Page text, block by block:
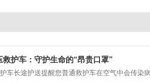
救护车：守护生命的“昂贵口罩”
车长途护送提醒您普通救护车在空气中会传